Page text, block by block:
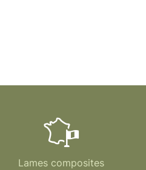
Lames composites